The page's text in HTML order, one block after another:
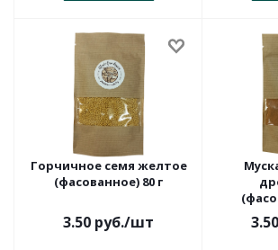
Горчичное семя желтое
(фасованное) 80 г
3.50 руб./шт 3.50